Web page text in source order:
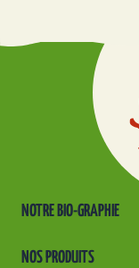
NOTRE BIO-GRAPHIE
NOS PRODUITS